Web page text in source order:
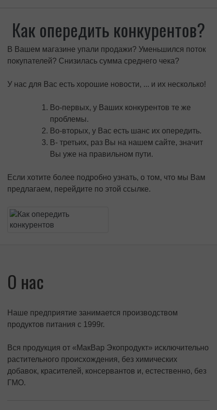
Как опередить конкурентов?
В Вашем магазине упали продажи? Уменьшился поток
покупателей? Снизилась сумма среднего чека?
У нас для Вас есть хорошие новости, ... и их несколько!
Во-первых, у Ваших конкурентов те же
проблемы.
Во-вторых, у Вас есть шанс их опередить.
В- третьих, раз Вы на нашем сайте, значит
Вы уже на правильном пути.
Если хотите более подробно узнать, о том, что мы Вам
предлагаем, перейдите по этой ссылке.
О нас
Наше предприятие занимается производством
продуктов питания с 1999г.
Вся продукция от «МакВар Экопродукт» исключительно
растительного происхождения, без химических
добавок, красителей, консервантов и, естественно, без
ГМО.